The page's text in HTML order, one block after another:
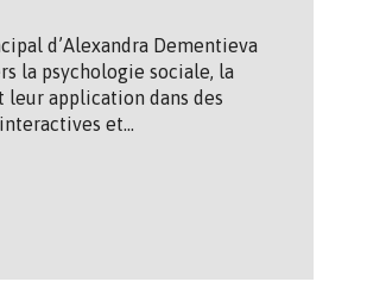
d’Alexandra Dementieva
la psychologie sociale, la
leur application dans des
et…